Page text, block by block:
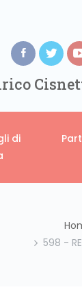
di
598 -